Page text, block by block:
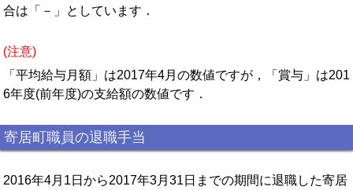
合は「－」としています．
(注意)
「平均給与月額」は2017年4月の数値ですが，「賞与」は201
6年度(前年度)の支給額の数値です．
寄居町職員の退職手当
2016年4月1日から2017年3月31日までの期間に退職した寄居